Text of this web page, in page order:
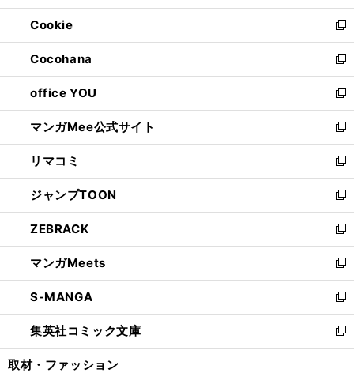
開
く
ウ
で
開
く
ン
ド
ウ
で
開
く
ウ
ィ
ン
ド
ウ
で
開
く
Cookie
新
し
い
ウ
ィ
ン
ド
ウ
で
開
く
Cocohana
新
し
い
ウ
ィ
ン
ド
ウ
で
開
く
office YOU
新
し
い
ウ
ィ
ン
ド
ウ
で
開
く
マンガMee公式サイト
新
し
い
ウ
ィ
ン
ド
ウ
で
開
く
リマコミ
新
し
い
ウ
ィ
ン
ド
ウ
で
開
く
ジャンプTOON
新
し
い
ウ
ィ
ン
ド
ウ
で
開
ZEBRACK
新
し
い
ウ
ィ
ン
ド
ウ
マンガMeets
新
し
い
ウ
ィ
ン
S-MANGA
新
し
い
ウ
集英社コミック文庫
新
し
取材・ファッション